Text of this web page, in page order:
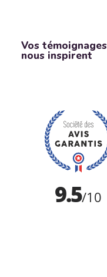
Vos témoignages
nous inspirent